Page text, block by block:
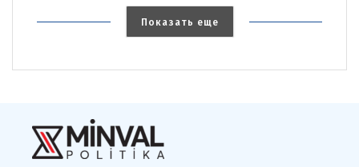
Показать еще